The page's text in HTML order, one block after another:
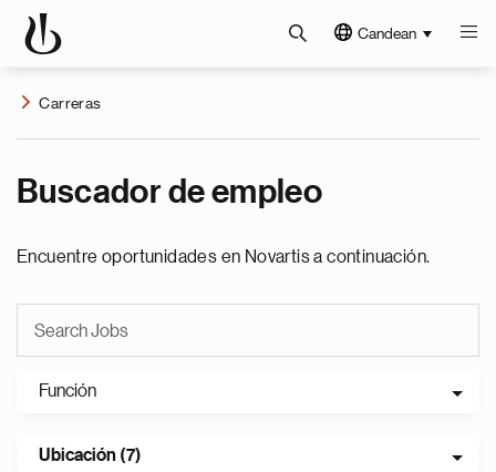
Candean
Carreras
Buscador de empleo
Encuentre oportunidades en Novartis a continuación.
Función
Ubicación (7)